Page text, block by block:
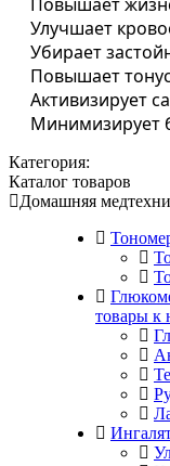
Повышает
Улучшает
Убирает
Повышает
Активизирует
Минимизирует
Категория:
Каталог товаров
Домашняя
товары к